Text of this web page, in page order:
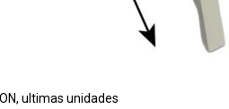
ultimas unidades